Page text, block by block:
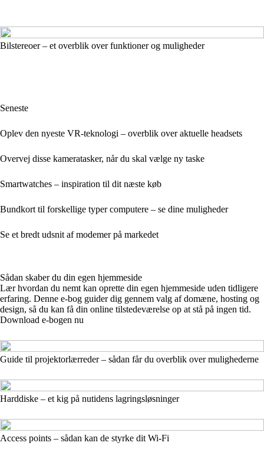
Bilstereoer – et overblik over funktioner og muligheder
Seneste
Oplev den nyeste VR-teknologi – overblik over aktuelle headsets
Overvej disse kameratasker, når du skal vælge ny taske
Smartwatches – inspiration til dit næste køb
Bundkort til forskellige typer computere – se dine muligheder
Se et bredt udsnit af modemer på markedet
Sådan skaber du din egen hjemmeside
Lær hvordan du nemt kan oprette din egen hjemmeside uden tidligere
erfaring. Denne e-bog guider dig gennem valg af domæne, hosting og
design, så du kan få din online tilstedeværelse op at stå på ingen tid.
Download e-bogen nu
Guide til projektorlærreder – sådan får du overblik over mulighederne
Harddiske – et kig på nutidens lagringsløsninger
Access points – sådan kan de styrke dit Wi-Fi